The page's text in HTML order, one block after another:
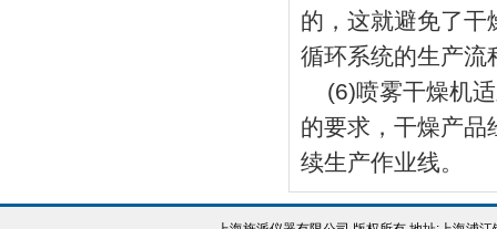
的，这就避免了干
循环系统的生产流
(6)喷雾干燥机适
的要求，干燥产品
续生产作业线。